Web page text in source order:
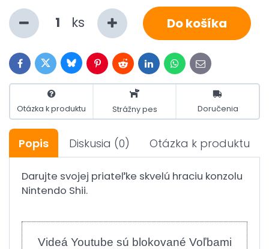
ks Do košíka
FacebookTwitterBlueskyPinterestRedditLinkedInWhatsApp
E-
mail
Otázka k produktu Strážny pes Doručenia
Popis Diskusia (0) Otázka k produktu
Darujte svojej priateľke skvelú hraciu konzolu
Nintendo Shii.
Videá Youtube sú blokované Voľbami